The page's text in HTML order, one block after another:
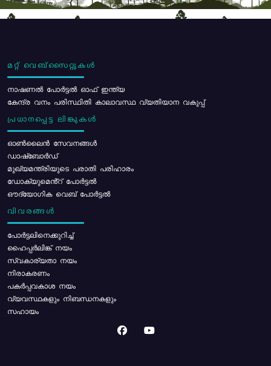
മറ്റ് വെബ്സൈറ്റുകൾ
നാഷണൽ പോർട്ടൽ ഓഫ് ഇന്ത്യ
കേന്ദ്ര വനം പരിസ്ഥിതി കാലാവസ്ഥ വ്യതിയാന വകുപ്പ്
പ്രധാനപ്പെട്ട ലിങ്കുകൾ
ഓൺലൈൻ സേവനങ്ങൾ
ഡാഷ്ബോർഡ്
മുഖ്യമന്ത്രിയുടെ പരാതി പരിഹാരം
ഡോക്യുമെൻ്റ് പോർട്ടൽ
ഔദ്യോഗിക വെബ് പോർട്ടൽ
വിവരങ്ങൾ
പോര്‍ട്ടലിനെക്കുറിച്ച്
ഹൈപ്പർലിങ്ക് നയം
സ്വകാര്യതാ നയം
നിരാകരണം
പകർപ്പവകാശ നയം
വ്യവസ്ഥകളും നിബന്ധനകളും
സഹായം